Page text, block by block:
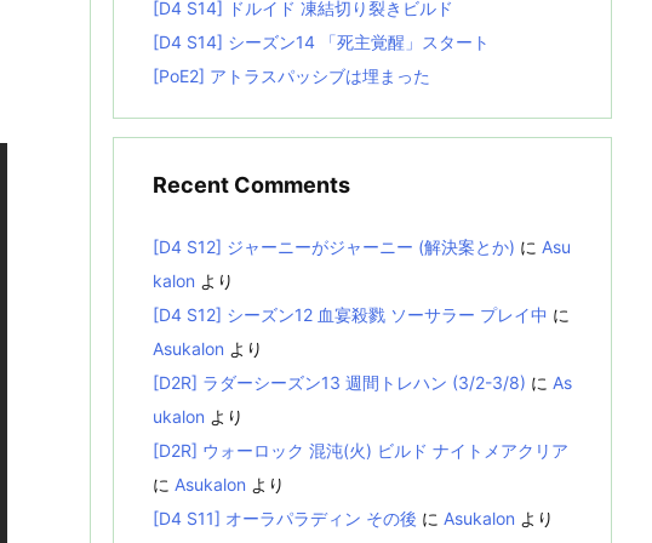
[D4 S14] ドルイド 凍結切り裂きビルド
[D4 S14] シーズン14 「死主覚醒」スタート
[PoE2] アトラスパッシブは埋まった
Recent Comments
[D4 S12] ジャーニーがジャーニー (解決案とか) に Asu
kalon より
[D4 S12] シーズン12 血宴殺戮 ソーサラー プレイ中 に
Asukalon より
[D2R] ラダーシーズン13 週間トレハン (3/2-3/8) に As
ukalon より
[D2R] ウォーロック 混沌(火) ビルド ナイトメアクリア
に Asukalon より
[D4 S11] オーラパラディン その後 に Asukalon より